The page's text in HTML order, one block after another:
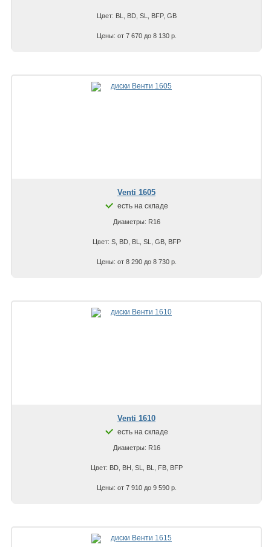
Цвет: BL, BD, SL, BFP, GB
Цены: от 7 670 до 8 130 р.
Venti 1605
есть на складе
Диаметры: R16
Цвет: S, BD, BL, SL, GB, BFP
Цены: от 8 290 до 8 730 р.
Venti 1610
есть на складе
Диаметры: R16
Цвет: BD, BH, SL, BL, FB, BFP
Цены: от 7 910 до 9 590 р.